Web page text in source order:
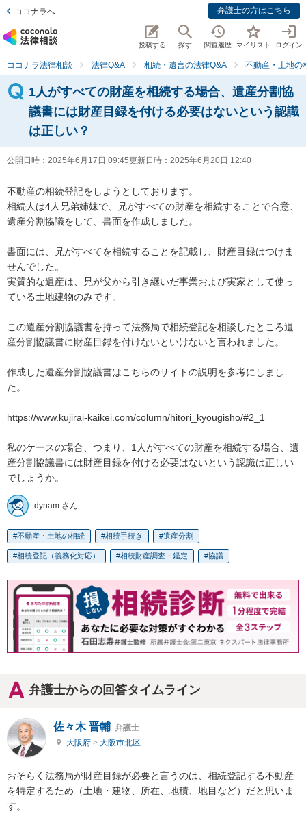
ココナラへ 弁護士の方はこちら
投稿する 探す 閲覧履歴 マイリスト ログイン
ココナラ法律相談 法律Q&A 相続・遺言の法律Q&A 不動産・土地の
1人がすべての財産を相続する場合、遺産分割協
議書には財産目録を付ける必要はないという認識
は正しい？
公開日時： 2025年6月17日 09:45更新日時： 2025年6月20日 12:40
不動産の相続登記をしようとしております。
相続人は4人兄弟姉妹で、兄がすべての財産を相続することで合意、
遺産分割協議をして、書面を作成しました。
書面には、兄がすべてを相続することを記載し、財産目録はつけま
せんでした。
実質的な遺産は、兄が父から引き継いだ事業および実家として使っ
ている土地建物のみです。
この遺産分割協議書を持って法務局で相続登記を相談したところ遺
産分割協議書に財産目録を付けないといけないと言われました。
作成した遺産分割協議書はこちらのサイトの説明を参考にしまし
た。
https://www.kujirai-kaikei.com/column/hitori_kyougisho/#2_1
私のケースの場合、つまり、1人がすべての財産を相続する場合、遺
産分割協議書には財産目録を付ける必要はないという認識は正しい
でしょうか。
dynam さん
不動産・土地の相続 相続手続き 遺産分割
相続登記（義務化対応） 相続財産調査・鑑定 協議
弁護士からの回答タイムライン
佐々木 晋輔 弁護士
大阪府 > 大阪市北区
おそらく法務局が財産目録が必要と言うのは、相続登記する不動産
を特定するため（土地・建物、所在、地積、地目など）だと思いま
す。